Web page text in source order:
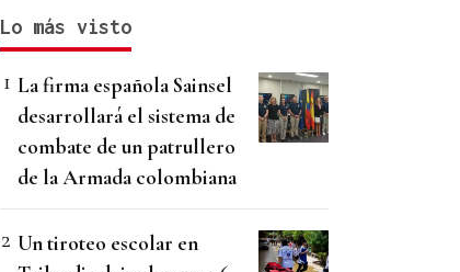
Lo más visto
La firma española Sainsel
desarrollará el sistema de
combate de un patrullero
de la Armada colombiana
Un tiroteo escolar en